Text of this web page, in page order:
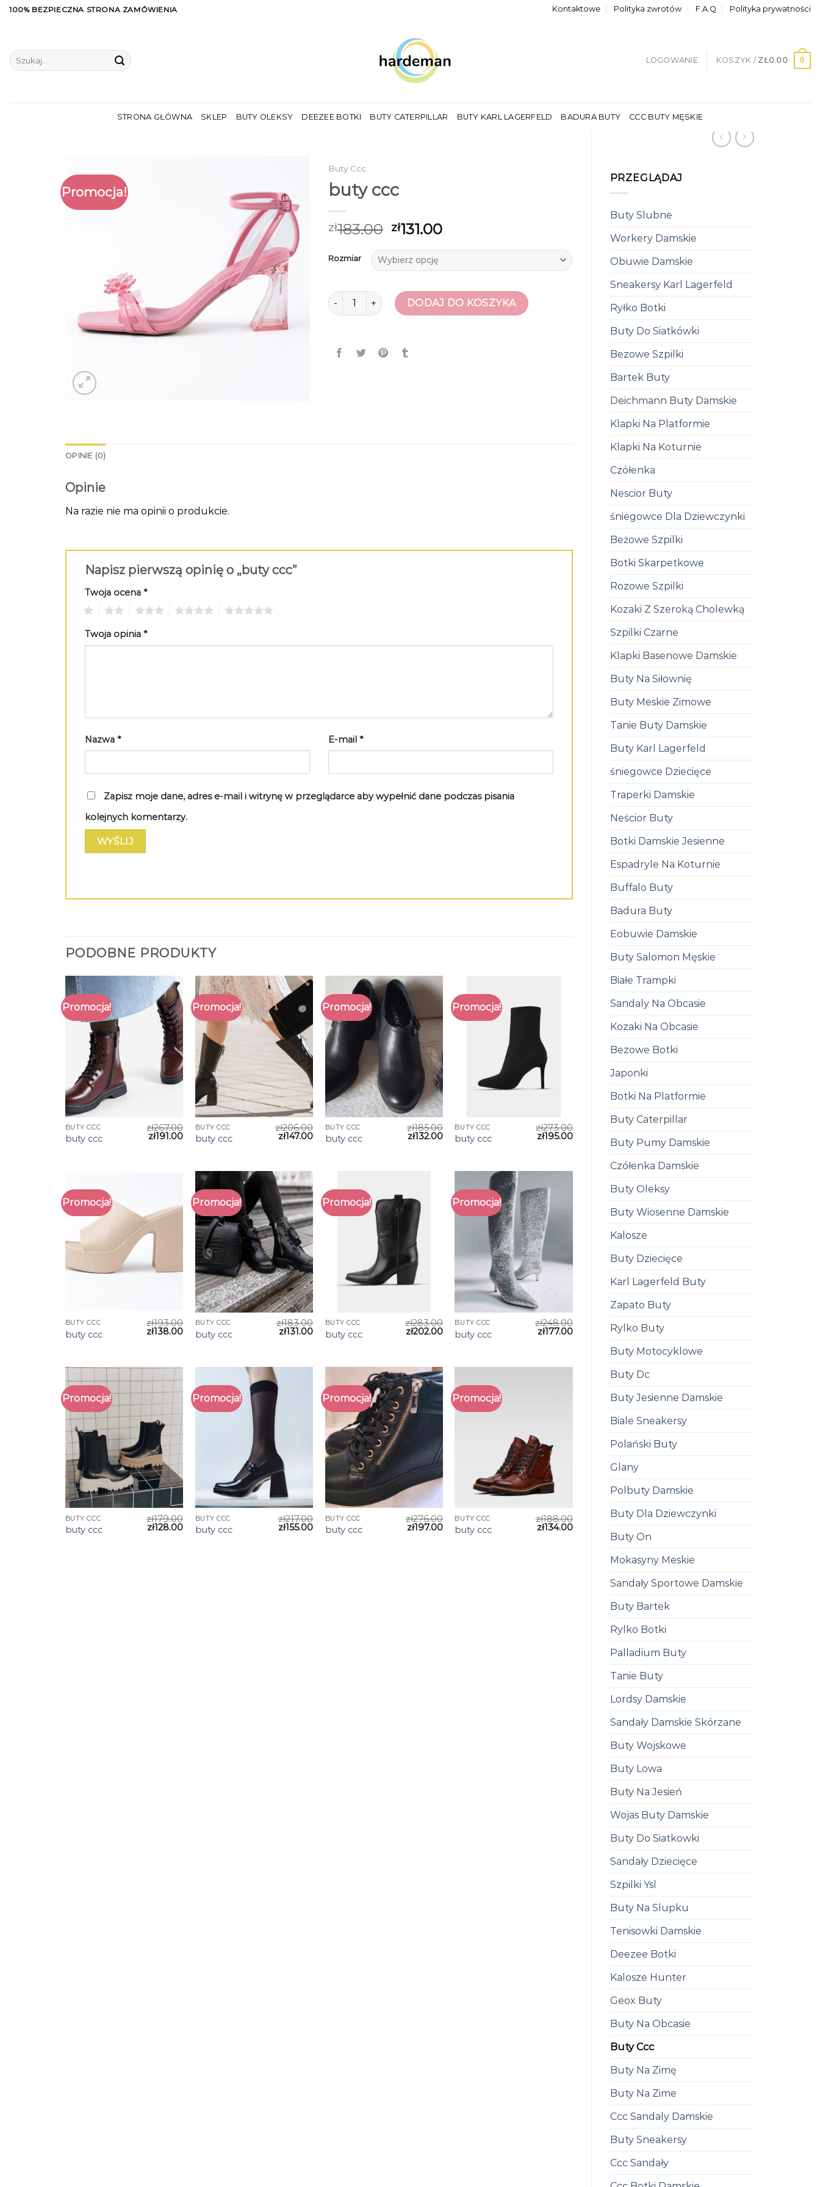
Skip100% BEZPIECZNA STRONA ZAMÓWIENIA Kontaktowe Polityka zwrotów F.A.Q Polityka prywatności
Szukaj:
LOGOWANIE KOSZYK / ZŁ0.00 0
STRONA GŁÓWNA SKLEP BUTY OLEKSY DEEZEE BOTKI BUTY CATERPILLAR BUTY KARL LAGERFELD BADURA BUTY CCC BUTY MĘSKIE
PRZEGLĄDAJ
Buty Slubne
Workery Damskie
Obuwie Damskie
Sneakersy Karl Lagerfeld
Ryłko Botki
Buty Do Siatkówki
Bezowe Szpilki
Bartek Buty
Deichmann Buty Damskie
Klapki Na Platformie
Klapki Na Koturnie
Czółenka
Nescior Buty
śniegowce Dla Dziewczynki
Beżowe Szpilki
Botki Skarpetkowe
Rozowe Szpilki
Kozaki Z Szeroką Cholewką
Szpilki Czarne
Klapki Basenowe Damskie
Buty Na Siłownię
Buty Meskie Zimowe
Tanie Buty Damskie
Buty Karl Lagerfeld
śniegowce Dziecięce
Traperki Damskie
Neścior Buty
Botki Damskie Jesienne
Espadryle Na Koturnie
Buffalo Buty
Badura Buty
Eobuwie Damskie
Buty Salomon Męskie
Białe Trampki
Sandaly Na Obcasie
Kozaki Na Obcasie
Bezowe Botki
Japonki
Botki Na Platformie
Buty Caterpillar
Buty Pumy Damskie
Czółenka Damskie
Buty Oleksy
Buty Wiosenne Damskie
Kalosze
Buty Dziecięce
Karl Lagerfeld Buty
Zapato Buty
Rylko Buty
Buty Motocyklowe
Buty Dc
Buty Jesienne Damskie
Biale Sneakersy
Polański Buty
Glany
Polbuty Damskie
Buty Dla Dziewczynki
Buty On
Mokasyny Meskie
Sandały Sportowe Damskie
Buty Bartek
Rylko Botki
Palladium Buty
Tanie Buty
Lordsy Damskie
Sandały Damskie Skórzane
Buty Wojskowe
Buty Lowa
Buty Na Jesień
Wojas Buty Damskie
Buty Do Siatkowki
Sandały Dziecięce
Szpilki Ysl
Buty Na Slupku
Tenisowki Damskie
Deezee Botki
Kalosze Hunter
Geox Buty
Buty Na Obcasie
Buty Ccc
Buty Na Zimę
Buty Na Zime
Ccc Sandaly Damskie
Buty Sneakersy
Ccc Sandały
Promocja!
Buty Ccc
buty ccc
zł183.00 zł131.00
Rozmiar
ilość buty ccc DODAJ DO KOSZYKA
OPINIE (0)
Opinie
Na razie nie ma opinii o produkcie.
Napisz pierwszą opinię o „buty ccc”
Twoja ocena *
Twoja opinia *
Nazwa * E-mail *
Zapisz moje dane, adres e-mail i witrynę w przeglądarce aby wypełnić dane podczas pisania
kolejnych komentarzy.
PODOBNE PRODUKTY
Promocja!
BUTY CCC
buty ccc
zł267.00
zł191.00
Promocja!
BUTY CCC
buty ccc
zł206.00
zł147.00
Promocja!
BUTY CCC
buty ccc
zł185.00
zł132.00
Promocja!
BUTY CCC
buty ccc
zł273.00
zł195.00
Promocja!
BUTY CCC
buty ccc
zł193.00
zł138.00
Promocja!
BUTY CCC
buty ccc
zł183.00
zł131.00
Promocja!
BUTY CCC
buty ccc
zł283.00
zł202.00
Promocja!
BUTY CCC
buty ccc
zł248.00
zł177.00
Promocja!
BUTY CCC
buty ccc
zł179.00
zł128.00
Promocja!
BUTY CCC
buty ccc
zł217.00
zł155.00
Promocja!
BUTY CCC
buty ccc
zł276.00
zł197.00
Promocja!
BUTY CCC
buty ccc
zł188.00
zł134.00